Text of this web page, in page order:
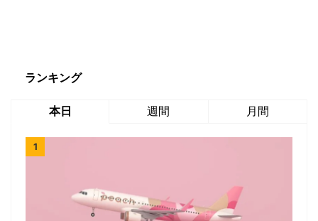
ランキング
本日 週間 月間